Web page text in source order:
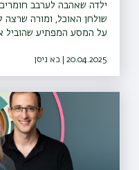
ילדה שאהבה לערבב
שולחן האוכל, ומורה
על המסע המפתיע שהוביל
20.04.2025 | כא ניסן